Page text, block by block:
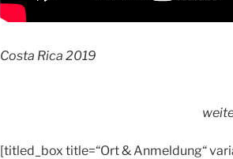
Costa Rica 2019
[titled_box title=“Ort & Anmeldung“